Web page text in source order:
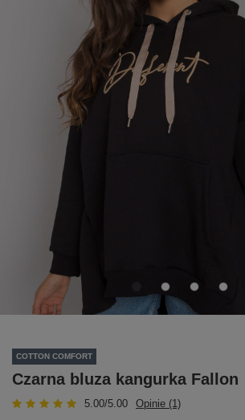
COTTON COMFORT
Czarna bluza kangurka Fallon
5.00/5.00 Opinie (1)